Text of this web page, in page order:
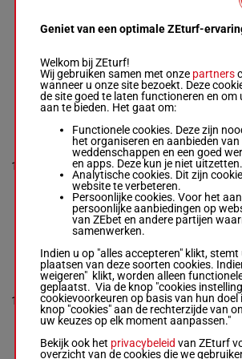
Viel T.
6h 9h 1h 7p
(23) 6p 3p 1p
4p 3p Ap 5p 7p
R/7
7p (23)
10
TESTIPEDRO
Lemaitre A.
Monfort Fr.
R/8 -
54.5 kg
8p (23) 3p 2p
2p 5p 1p 2p 4p
2p 3p 2p 14p
R/854.5
kg
8p (23)
3p 2p 2p
5p 1p 2p
4p 2p 3p
2p 14p
4
11
ARMORIGENE
Bails Mlle L. -
Le Stang Mme
Box: 8 -R/9 -52
4p 5p 1p 8p 12p
3p 6p 10p 1p
(23) 3p 4p 5p
R/9 52 kg
4p 5p 1p
8p 12p
3p 6p
10p 1p
(23) 3p
4p 5p
8
Geniet van een optimale ZEturf-
Welkom bij ZEturf!
Wij gebruiken samen met onze partners
wanneer u onze site bezoekt. Deze
de site goed te laten functioneren en om
aan te bieden. Het gaat om:
Functionele cookies. Deze zijn
het organiseren en aanbieden van
weddenschappen en een goed
en apps. Deze kun je niet uitzetten.
Analytische cookies. Dit zijn
website te verbeteren.
Persoonlijke cookies. Voor het
persoonlijke aanbiedingen op
van ZEbet en andere partijen
samenwerken.
Indien u op "alles accepteren" klikt, stemt
plaatsen van deze soorten cookies.
weigeren" klikt, worden alleen
geplaatst. Via de knop "cookies
cookievoorkeuren op basis van hun doel
knop "cookies" aan de rechterzijde van
uw keuzes op elk moment aanpassen."
Bekijk ook het privacybeleid van ZEturf
overzicht van de cookies die we